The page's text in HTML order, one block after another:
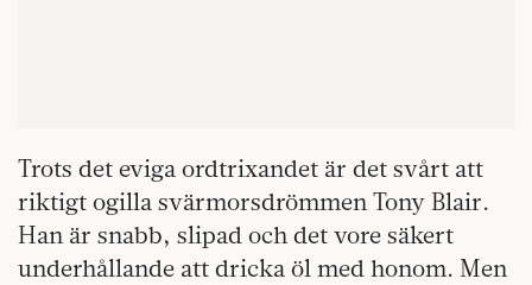
Trots det eviga ordtrixandet är det svårt att
riktigt ogilla svärmorsdrömmen Tony Blair.
Han är snabb, slipad och det vore säkert
underhållande att dricka öl med honom. Men